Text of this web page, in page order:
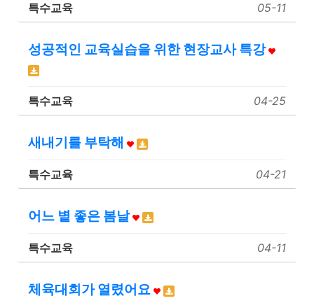
특수교육 05-11
성공적인 교육실습을 위한 현장교사 특강
특수교육 04-25
새내기를 부탁해
특수교육 04-21
어느 볕 좋은 봄날
특수교육 04-11
체육대회가 열렸어요